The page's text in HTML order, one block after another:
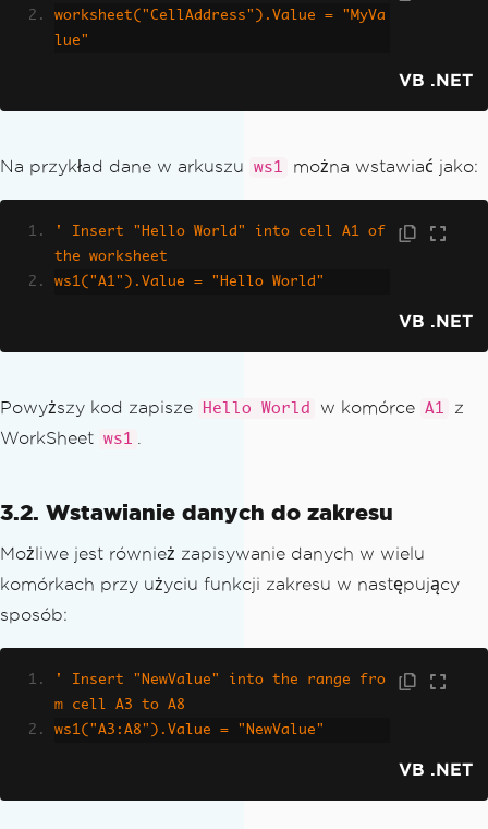
worksheet("CellAddress").Value = "MyVa
lue"
VB .NET
Na przykład dane w arkuszu ws1 można wstawiać jako:
' Insert "Hello World" into cell A1 of
the worksheet
ws1("A1").Value = "Hello World"
VB .NET
Powyższy kod zapisze Hello World w komórce A1
z
WorkSheet ws1 .
3.2. Wstawianie danych do zakresu
Możliwe jest również zapisywanie danych w wielu
komórkach przy użyciu funkcji zakresu w następujący
sposób:
' Insert "NewValue" into the range fro
m cell A3 to A8
ws1("A3:A8").Value = "NewValue"
VB .NET